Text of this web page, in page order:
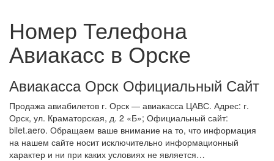
Номер Телефона
Авиакасс в Орске
Авиакасса Орск Официальный Сайт
Продажа авиабилетов г. Орск — авиакасса ЦАВС. Адрес: г.
Орск, ул. Краматорская, д. 2 «Б»; Официальный сайт:
bilet.aero. Обращаем ваше внимание на то, что информация
на нашем сайте носит исключительно информационный
характер и ни при каких условиях не является…